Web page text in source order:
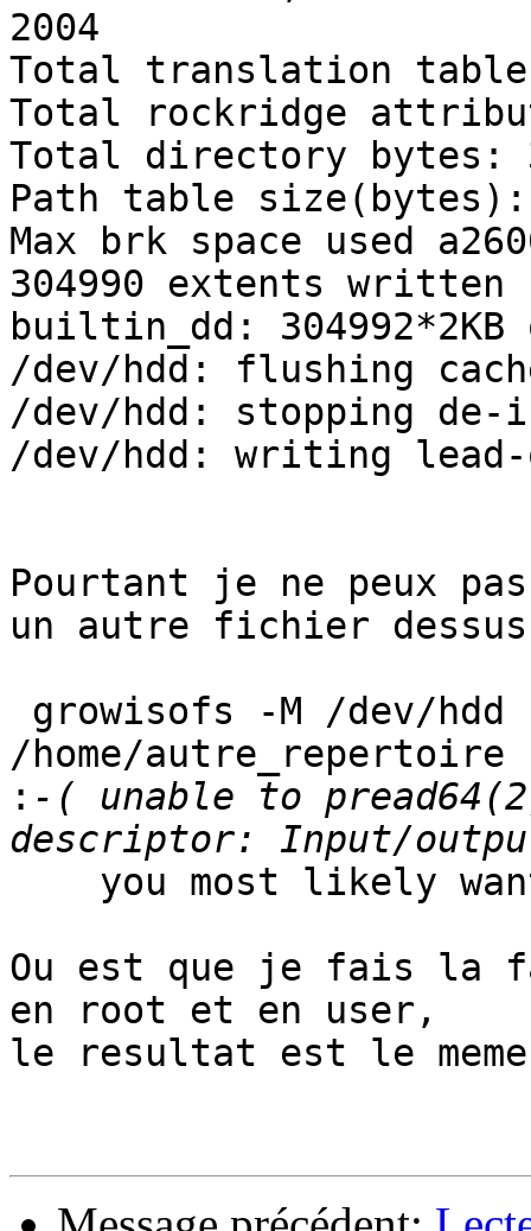
2004
Total translation
Total rockridge
Total directory bytes:
Path table size(bytes):
Max brk space used
304990 extents written
builtin_dd: 304992*2KB
/dev/hdd: flushing
/dev/hdd: stopping de-
/dev/hdd: writing
Pourtant je ne peux
un autre fichier dessus
/home/autre_repertoire
: -( unable to
Ou est que je fais la
en root et en user,
le resultat est le meme